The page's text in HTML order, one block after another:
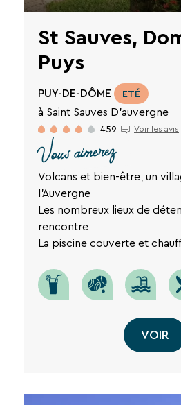
St Sauves,
Puys
PUY-DE-DÔME ETÉ
à Saint Sauves D'auvergne
459 Voir les avis
Vous aimerez
Volcans et bien-être, un
l'Auvergne
Les nombreux lieux de
rencontre
La piscine couverte et
VOIR